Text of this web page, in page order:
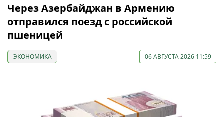
Через Азербайджан в Армению
отправился поезд с российской
пшеницей
ЭКОНОМИКА 06 АВГУСТА 2026 11:59